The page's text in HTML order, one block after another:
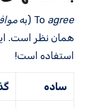
To agree (به
همان نظر است.
استفاده است!
ساده